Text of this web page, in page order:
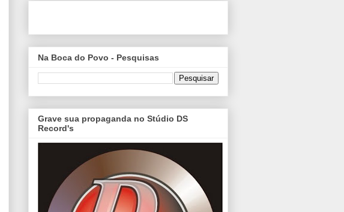
Na Boca do Povo - Pesquisas
Grave sua propaganda no Stúdio DS
Record's